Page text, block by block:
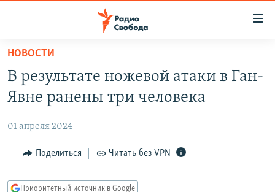
упрощенного
доступа
Вернуться
основному
Вернутся
главной
ПОДКАСТЫ
АВТОРСКИЕ ПРОЕКТЫ
ЦИТАТЫ СВОБОДЫ
МНЕНИЯ
НОВОСТИ
В результате ножевой атаки в Ган-
Явне ранены три человека
01 апреля 2024
Поделиться Читать без VPN
Приоритетный источник в Google